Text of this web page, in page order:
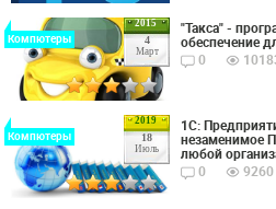
2015
4
Март
Компютеры
"Такса" -
обеспечение
0
2019
18
Июль
Компютеры
1С:
незаменимое
любой
0
9260